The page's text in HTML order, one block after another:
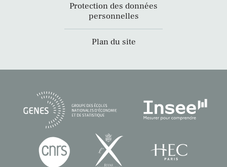
Protection des données
personnelles
Plan du site